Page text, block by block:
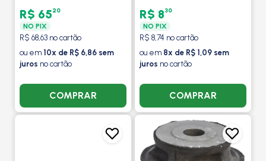
COM ROLAMENTO -
MOBENSANI
R$ 6520
NO PIX
R$ 68,63 no cartão
ou em 10x de R$ 6,86 sem
juros no cartão
COMPRAR
MOBENSANI
R$ 830
NO PIX
R$ 8,74 no cartão
ou em 8x de R$ 1,09 sem
juros no cartão
COMPRAR